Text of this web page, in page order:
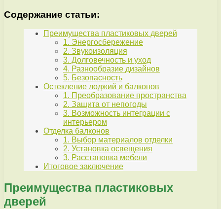
Содержание статьи:
Преимущества пластиковых дверей
1. Энергосбережение
2. Звукоизоляция
3. Долговечность и уход
4. Разнообразие дизайнов
5. Безопасность
Остекление лоджий и балконов
1. Преобразование пространства
2. Защита от непогоды
3. Возможность интеграции с
интерьером
Отделка балконов
1. Выбор материалов отделки
2. Установка освещения
3. Расстановка мебели
Итоговое заключение
Преимущества пластиковых
дверей